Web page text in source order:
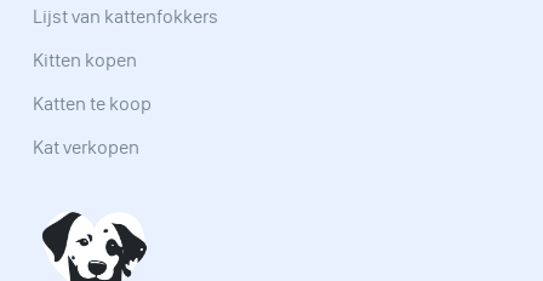
Lijst van kattenfokkers
Kitten kopen
Katten te koop
Kat verkopen